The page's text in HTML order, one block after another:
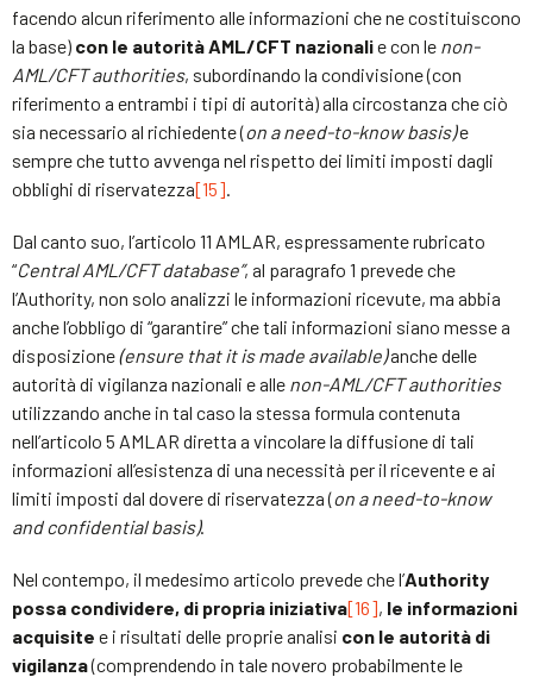
facendo alcun riferimento alle informazioni che ne costituiscono
la base) con le autorità AML/CFT nazionalie con le non-
AML/CFT authorities, subordinando la condivisione (con
riferimento a entrambi i tipi di autorità) alla circostanza che ciò
sia necessario al richiedente (on a need-to-know basis)e
sempre che tutto avvenga nel rispetto dei limiti imposti dagli
obblighi di riservatezza[15].
Dal canto suo, l’articolo 11 AMLAR, espressamente rubricato
“Central AML/CFT database”, al paragrafo 1 prevede che
l’Authority, non solo analizzi le informazioni ricevute, ma abbia
anche l’obbligo di “garantire” che tali informazioni siano messe a
disposizione(ensure that it is made available)anche delle
autorità di vigilanza nazionali e alle non-AML/CFT authorities
utilizzando anche in tal caso la stessa formula contenuta
nell’articolo 5 AMLAR diretta a vincolare la diffusione di tali
informazioni all’esistenza di una necessità per il ricevente e ai
limiti imposti dal dovere di riservatezza (on a need-to-know
and confidential basis).
Nel contempo, il medesimo articolo prevede che l’Authority
possa condividere, di propria iniziativa[16], le informazioni
acquisite e i risultati delle proprie analisi con le autorità di
vigilanza(comprendendo in tale novero probabilmente le